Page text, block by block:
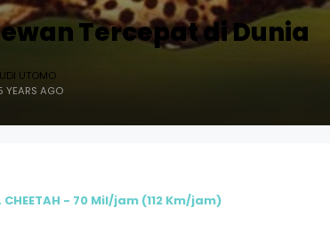
Tercepat di Dunia
UTOMO
YEARS AGO
CHEETAH - 70 Mil/jam (112 Km/jam)